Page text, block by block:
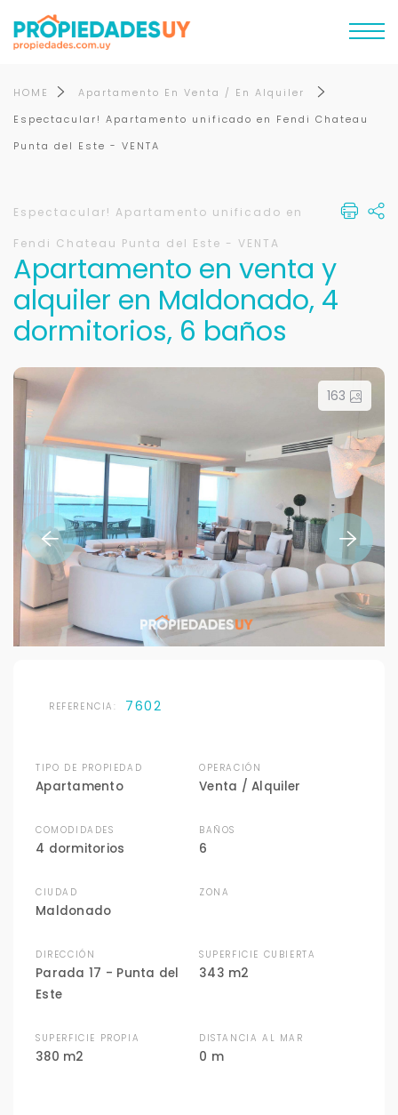
HOME
Apartamento En Venta / En Alquiler
Espectacular! Apartamento unificado en Fendi Chateau
Punta del Este - VENTA
Espectacular! Apartamento unificado en
Fendi Chateau Punta del Este - VENTA
Apartamento en venta y
alquiler en Maldonado, 4
dormitorios, 6 baños
163
REFERENCIA: 7602
TIPO DE PROPIEDAD
Apartamento
OPERACIÓN
Venta / Alquiler
COMODIDADES
4 dormitorios
BAÑOS
6
CIUDAD
Maldonado
ZONA
DIRECCIÓN
Parada 17 - Punta del
Este
SUPERFICIE CUBIERTA
343 m2
SUPERFICIE PROPIA
380 m2
DISTANCIA AL MAR
0 m